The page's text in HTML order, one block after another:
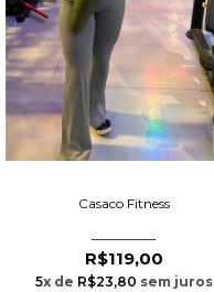
Casaco Fitness
R$119,00
5x de R$23,80 sem juros